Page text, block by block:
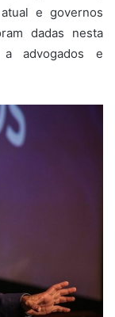
e governos
dadas nesta
advogados e